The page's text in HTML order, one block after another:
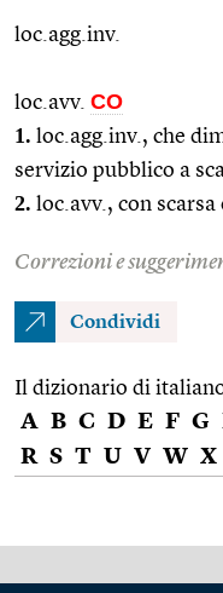
loc.agg.inv.
loc.avv. CO
1. loc.agg. inv., che
servizio pubblico a
2. loc.avv. , con
Correzioni e
Condividi
Il dizionario di
A B C D E F G
R S T U V W X